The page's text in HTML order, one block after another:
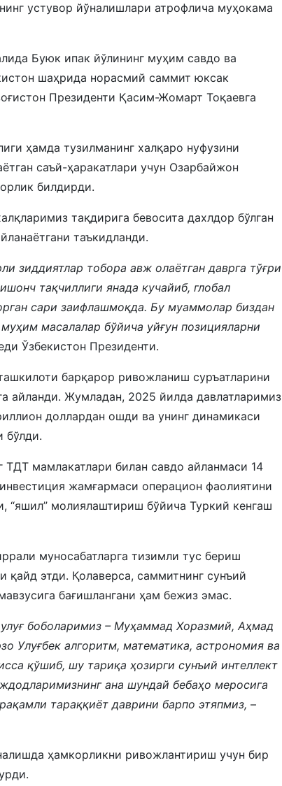
устувор йўналишлари атрофлича муҳокама
Буюк ипак йўлининг муҳим савдо ва
шаҳрида норасмий саммит юксак
Президенти Қасим-Жомарт Тоқаевга
ҳамда тузилманинг халқаро нуфузини
саъй-ҳаракатлари учун Озарбайжон
билдирди.
тақдирига бевосита дахлдор бўлган
таъкидланди.
зиддиятлар тобора авж олаётган даврга тўғри
тақчиллиги янада кучайиб, глобал
сари заифлашмоқда. Бу муаммолар биздан
масалалар бўйича уйғун позицияларни
Ўзбекистон Президенти.
барқарор ривожланиш суръатларини
айланди. Жумладан, 2025 йилда давлатларимиз
доллардан ошди ва унинг динамикаси
бўлди.
ТДТ мамлакатлари билан савдо айланмаси 14
жамғармаси операцион фаолиятини
“яшил” молиялаштириш бўйича Туркий кенгаш
муносабатларга тизимли тус бериш
қайд этди. Қолаверса, саммитнинг сунъий
бағишлангани ҳам бежиз эмас.
боболаримиз – Муҳаммад Хоразмий, Аҳмад
Улуғбек алгоритм, математика, астрономия ва
қўшиб, шу тариқа ҳозирги сунъий интеллект
ана шундай бебаҳо меросига
тараққиёт даврини барпо этяпмиз, –
ҳамкорликни ривожлантириш учун бир